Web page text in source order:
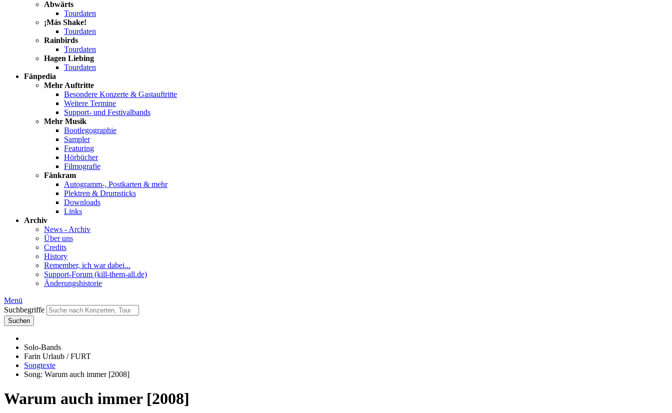
Abwärts
Tourdaten
¡Más Shake!
Tourdaten
Rainbirds
Tourdaten
Hagen Liebing
Tourdaten
Fänpedia
Mehr Auftritte
Besondere Konzerte & Gastauftritte
Weitere Termine
Support- und Festivalbands
Mehr Musik
Bootlegographie
Sampler
Featuring
Hörbücher
Filmografie
Fänkram
Autogramm-, Postkarten & mehr
Plektren & Drumsticks
Downloads
Links
Archiv
News - Archiv
Über uns
Credits
History
Remember, ich war dabei...
Support-Forum (kill-them-all.de)
Änderungshistorie
Menü
Suchbegriffe
Suchen
Solo-Bands
Farin Urlaub / FURT
Songtexte
Song: Warum auch immer [2008]
Warum auch immer [2008]